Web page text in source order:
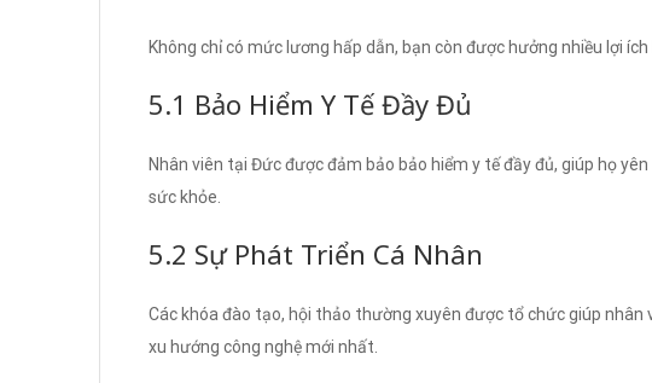
Không chỉ có mức lương hấp dẫn, bạn còn được hưởng nhiều lợi ích
5.1 Bảo Hiểm Y Tế Đầy Đủ
Nhân viên tại Đức được đảm bảo bảo hiểm y tế đầy đủ, giúp họ
sức khỏe.
5.2 Sự Phát Triển Cá Nhân
Các khóa đào tạo, hội thảo thường xuyên được tổ chức giúp
xu hướng công nghệ mới nhất.